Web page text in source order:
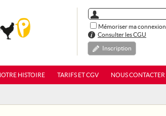
Mémoriser ma connexion
Consulter les CGU
Inscription
HISTOIRE TARIFS ET CGV NOUS CONTACTER